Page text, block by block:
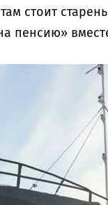
стоит
пенсию»